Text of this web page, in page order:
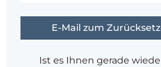
Ist es Ihnen gerade